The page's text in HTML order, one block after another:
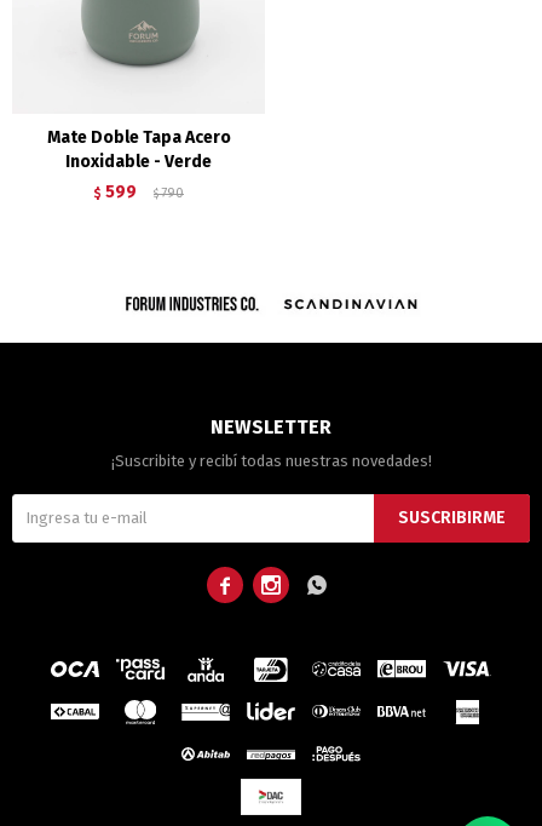
Mate Doble Tapa Acero
Inoxidable - Verde
$ 599 $ 790
NEWSLETTER
¡Suscribite y recibí todas nuestras novedades!
SUSCRIBIRME
  